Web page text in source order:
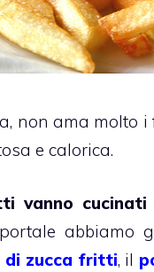
non ama molto
e calorica.
vanno
abbiamo
di zucca fritti, il